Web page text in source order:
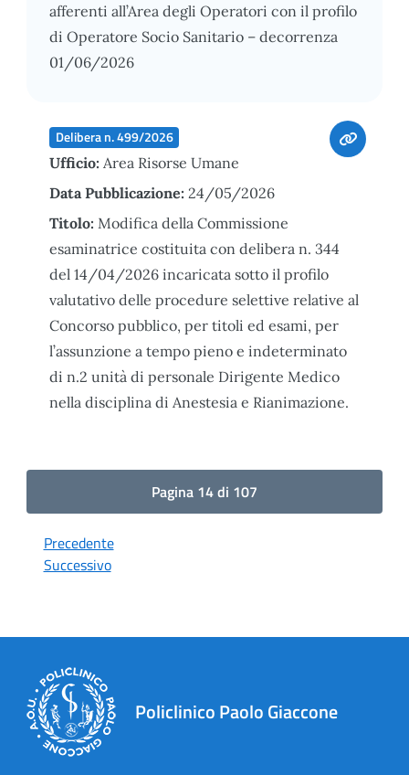
afferenti all’Area degli Operatori con il profilo
di Operatore Socio Sanitario – decorrenza
01/06/2026
Delibera n. 499/2026
Ufficio: Area Risorse Umane
Data Pubblicazione: 24/05/2026
Titolo: Modifica della Commissione
esaminatrice costituita con delibera n. 344
del 14/04/2026 incaricata sotto il profilo
valutativo delle procedure selettive relative al
Concorso pubblico, per titoli ed esami, per
l’assunzione a tempo pieno e indeterminato
di n.2 unità di personale Dirigente Medico
nella disciplina di Anestesia e Rianimazione.
Pagina 14 di 107
Precedente
Successivo
Policlinico Paolo Giaccone